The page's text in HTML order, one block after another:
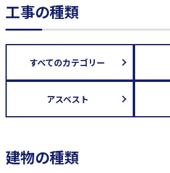
工事の種類
すべてのカテゴリー
アスベスト
建物の種類